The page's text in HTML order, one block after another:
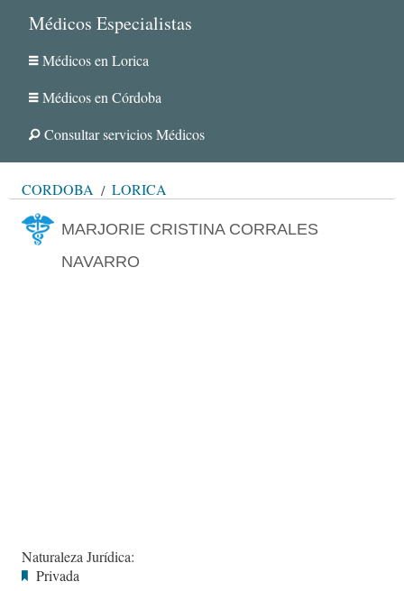
Médicos Especialistas
Médicos en Lorica
Médicos en Córdoba
Consultar servicios Médicos
CÓRDOBA LORICA
MARJORIE CRISTINA CORRALES
NAVARRO
Naturaleza Jurídica:
Privada